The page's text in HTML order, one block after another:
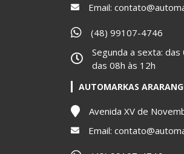
Email:
(48) 99107-4746
Segunda a sexta:
das 08h às 12h
AUTOMARKAS
Avenida XV de
Email: